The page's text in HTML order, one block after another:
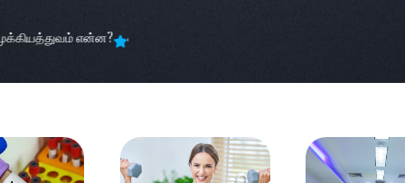
என்ன? எக்ஸ்ரே, சிடி ஸ்கேன் மற்றும் MRI